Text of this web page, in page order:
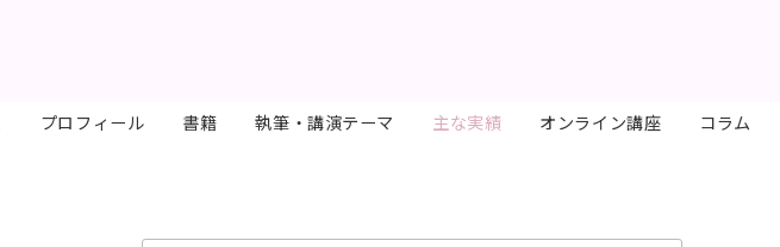
プロフィール 書籍 執筆・講演テーマ 主な実績 オンライン講座 コラム